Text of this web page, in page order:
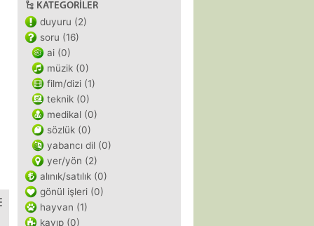
KATEGORILER
duyuru (2)
soru (16)
ai (0)
müzik (0)
film/dizi (1)
teknik (0)
medikal (0)
sözlük (0)
yabancı dil (0)
yer/yön (2)
alınık/satılık (0)
gönül işleri (0)
hayvan (1)
kayıp (0)